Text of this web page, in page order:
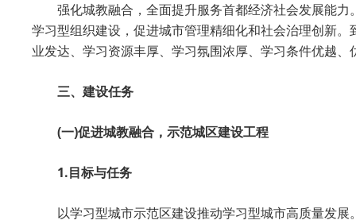
强化城教融合，全面提升服务首都经济社会发展能
学习型组织建设，促进城市管理精细化和社会治理创新
业发达、学习资源丰厚、学习氛围浓厚、学习条件优越
三、建设任务
(一)促进城教融合，示范城区建设工程
1.目标与任务
以学习型城市示范区建设推动学习型城市高质量发